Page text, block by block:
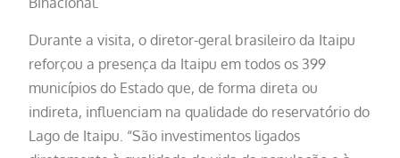
Durante a visita, o diretor-geral brasileiro da Itaipu
reforçou a presença da Itaipu em todos os 399
municípios do Estado que, de forma direta ou
indireta, influenciam na qualidade do reservatório do
Lago de Itaipu. “São investimentos ligados